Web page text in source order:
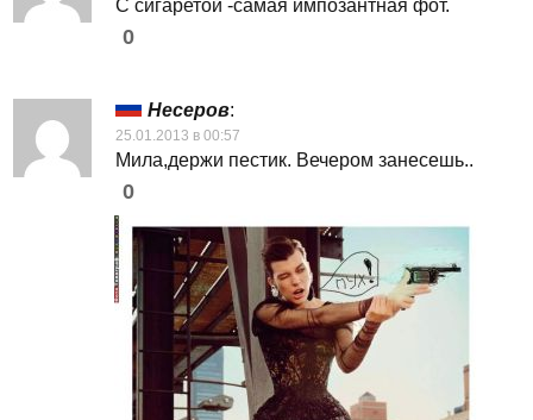
С сигаретой -самая импозантная фот.
0
Несеров:
25.01.2013 в 00:57
Мила,держи пестик. Вечером занесешь..
0